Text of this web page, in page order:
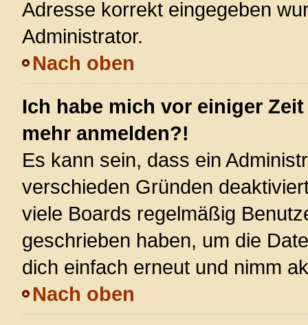
Adresse korrekt eingegeben
Administrator.
Nach oben
Ich habe mich vor einiger
mehr anmelden?!
Es kann sein, dass ein
verschieden Gründen
viele Boards regelmäßig
geschrieben haben, um die
dich einfach erneut und nimm
Nach oben